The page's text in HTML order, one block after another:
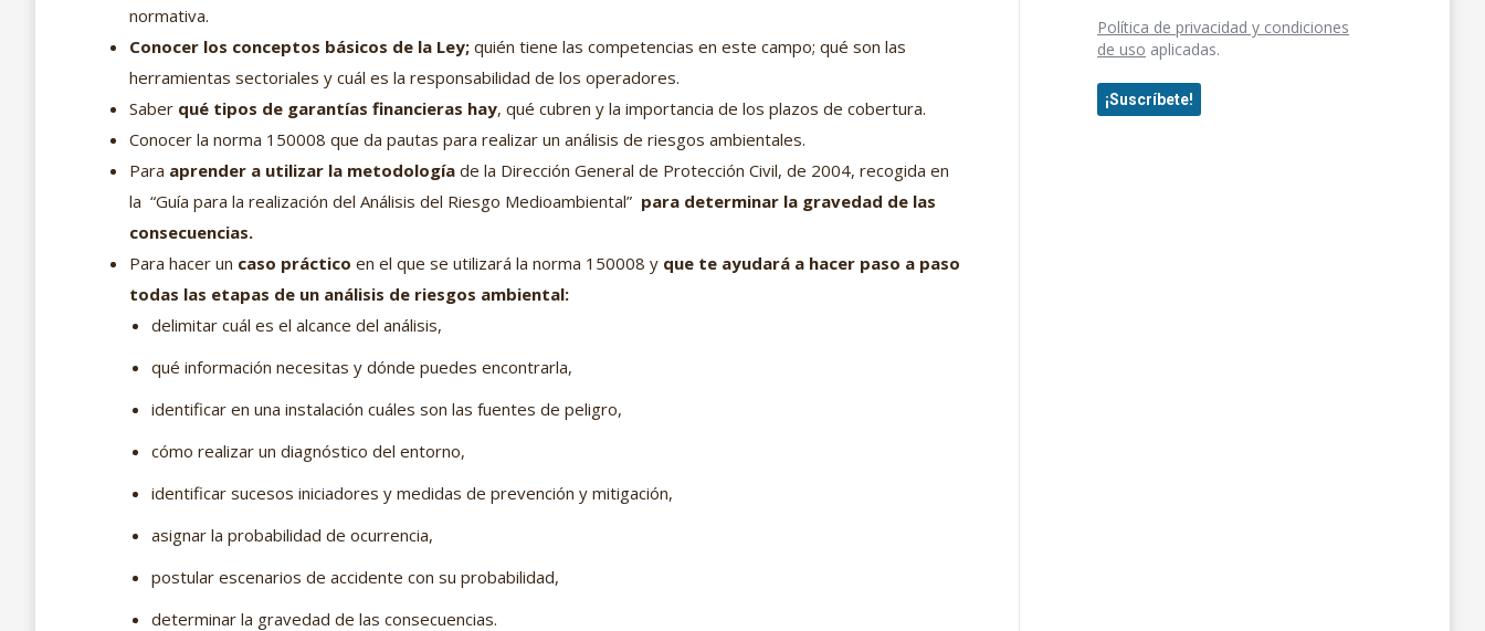
normativa.
Conocer los conceptos básicos de la Ley; quién tiene las competencias en este campo; qué son las
herramientas sectoriales y cuál es la responsabilidad de los operadores.
Saber qué tipos de garantías financieras hay, qué cubren y la importancia de los plazos de cobertura.
Conocer la norma 150008 que da pautas para realizar un análisis de riesgos ambientales.
Para aprender a utilizar la metodología de la Dirección General de Protección Civil, de 2004, recogida en
la “Guía para la realización del Análisis del Riesgo Medioambiental” para determinar la gravedad de las
consecuencias.
Para hacer un caso práctico en el que se utilizará la norma 150008 y que te ayudará a hacer paso a paso
todas las etapas de un análisis de riesgos ambiental:
delimitar cuál es el alcance del análisis,
qué información necesitas y dónde puedes encontrarla,
identificar en una instalación cuáles son las fuentes de peligro,
cómo realizar un diagnóstico del entorno,
identificar sucesos iniciadores y medidas de prevención y mitigación,
asignar la probabilidad de ocurrencia,
postular escenarios de accidente con su probabilidad,
determinar la gravedad de las consecuencias.
Política de privacidad y condiciones
de uso aplicadas.